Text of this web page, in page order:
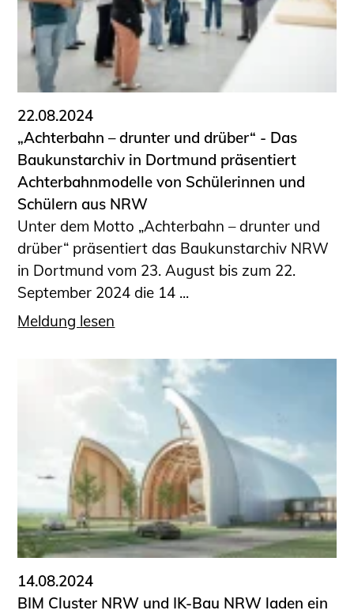
22.08.2024
„Achterbahn – drunter und drüber“ - Das
Baukunstarchiv in Dortmund präsentiert
Achterbahnmodelle von Schülerinnen und
Schülern aus NRW
Unter dem Motto „Achterbahn – drunter und
drüber“ präsentiert das Baukunstarchiv NRW
in Dortmund vom 23. August bis zum 22.
September 2024 die 14 ...
Meldung lesen
14.08.2024
BIM Cluster NRW und IK-Bau NRW laden ein